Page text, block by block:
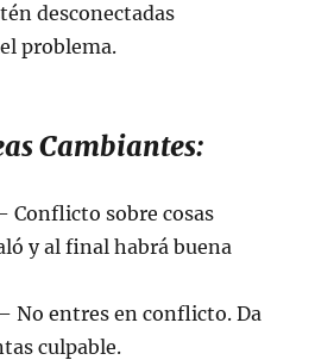
desconectadas
problema.
Cambiantes:
Conflicto sobre cosas
y al final habrá buena
No entres en conflicto. Da
culpable.